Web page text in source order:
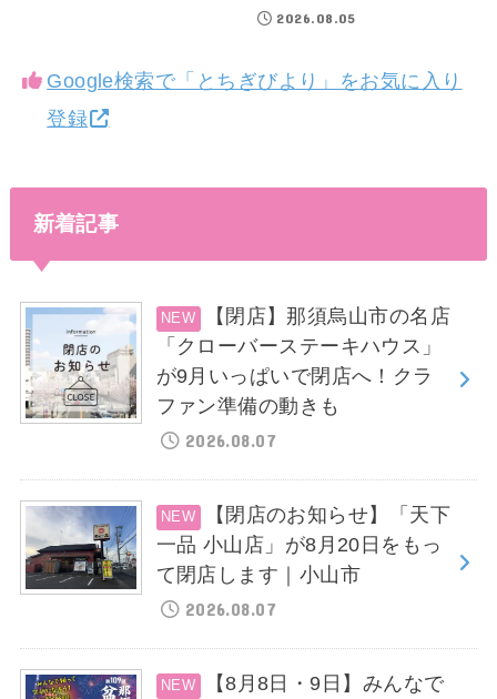
2026.08.05
Google検索で「とちぎびより」をお気に入り
登録
新着記事
【閉店】那須烏山市の名店
「クローバーステーキハウス」
が9月いっぱいで閉店へ！クラ
ファン準備の動きも
2026.08.07
【閉店のお知らせ】「天下
一品 小山店」が8月20日をもっ
て閉店します｜小山市
2026.08.07
【8月8日・9日】みんなで